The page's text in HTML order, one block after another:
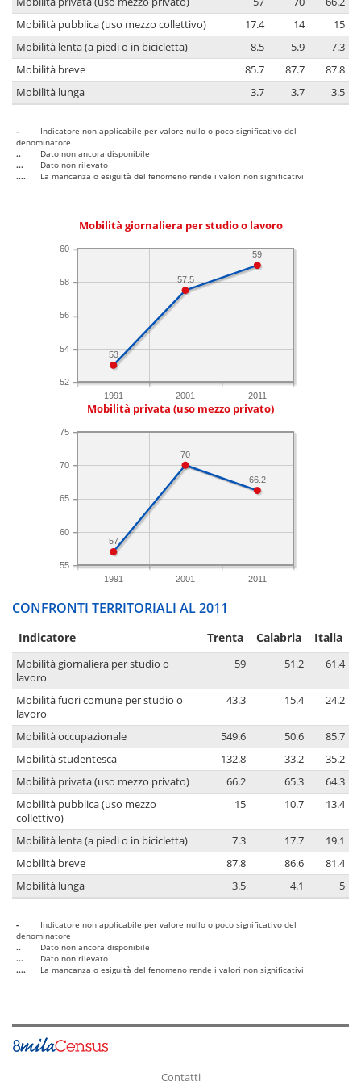
Mobilità pubblica (uso mezzo collettivo)
17.4 14
15
Mobilità lenta (a piedi o in bicicletta)
8.5 5.9
7.3
Mobilità breve
85.7 87.7
87.8
Mobilità lunga
3.7 3.7 3.5
-
Indicatore non applicabile per valore nullo o poco significativo del
denominatore
..
Dato non ancora disponibile
...
Dato non rilevato
....
La mancanza o esiguità del fenomeno rende i valori non significativi
Mobilità giornaliera per studio o lavoro
1991 2001 2011
52
54
56
58
60
59
57.5
53
Mobilità privata (uso mezzo privato)
1991 2001 2011
55
60
65
70
75
66.2
70
57
CONFRONTI TERRITORIALI AL 2011
Indicatore Trenta Calabria Italia
Mobilità giornaliera per studio o
lavoro
59 51.2 61.4
Mobilità fuori comune per studio o
lavoro
43.3 15.4 24.2
Mobilità occupazionale 549.6 50.6
85.7
Mobilità studentesca
132.8 33.2
35.2
Mobilità privata (uso mezzo privato)
66.2 65.3
64.3
Mobilità pubblica (uso mezzo
collettivo)
15 10.7 13.4
Mobilità lenta (a piedi o in bicicletta) 7.3 17.7
19.1
Mobilità breve
87.8 86.6
81.4
Mobilità lunga
3.5 4.1 5
-
Indicatore non applicabile per valore nullo o poco significativo del
denominatore
..
Dato non ancora disponibile
...
Dato non rilevato
....
La mancanza o esiguità del fenomeno rende i valori non significativi
Contatti